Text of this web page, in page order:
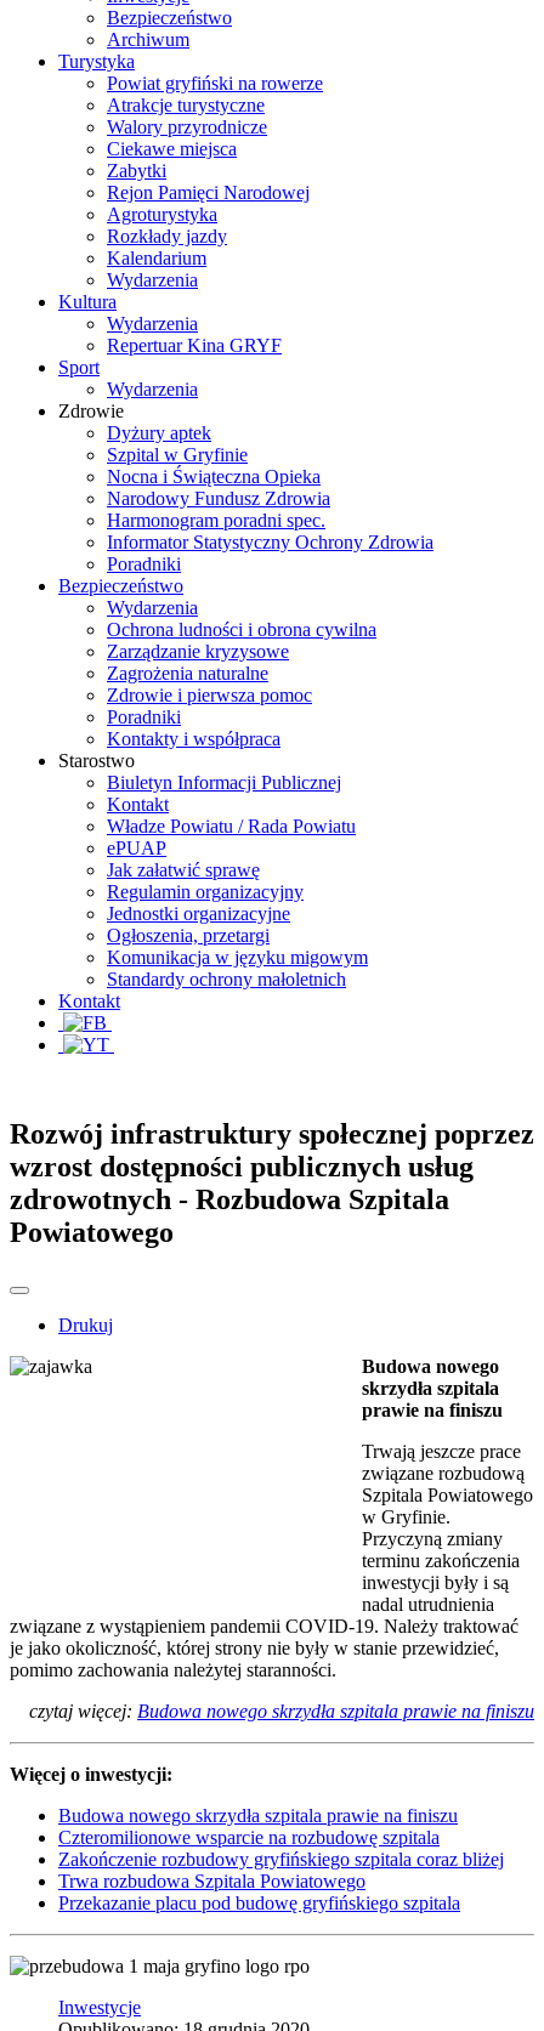
Bezpieczeństwo
Archiwum
Turystyka
Powiat gryfiński na rowerze
Atrakcje turystyczne
Walory przyrodnicze
Ciekawe miejsca
Zabytki
Rejon Pamięci Narodowej
Agroturystyka
Rozkłady jazdy
Kalendarium
Wydarzenia
Kultura
Wydarzenia
Repertuar Kina GRYF
Sport
Wydarzenia
Zdrowie
Dyżury aptek
Szpital w Gryfinie
Nocna i Świąteczna Opieka
Narodowy Fundusz Zdrowia
Harmonogram poradni spec.
Informator Statystyczny Ochrony Zdrowia
Poradniki
Bezpieczeństwo
Wydarzenia
Ochrona ludności i obrona cywilna
Zarządzanie kryzysowe
Zagrożenia naturalne
Zdrowie i pierwsza pomoc
Poradniki
Kontakty i współpraca
Starostwo
Biuletyn Informacji Publicznej
Kontakt
Władze Powiatu / Rada Powiatu
ePUAP
Jak załatwić sprawę
Regulamin organizacyjny
Jednostki organizacyjne
Ogłoszenia, przetargi
Komunikacja w języku migowym
Standardy ochrony małoletnich
Kontakt
Rozwój infrastruktury społecznej poprzez
wzrost dostępności publicznych usług
zdrowotnych - Rozbudowa Szpitala
Powiatowego
Drukuj
Budowa nowego
skrzydła szpitala
prawie na finiszu
Trwają jeszcze prace
związane rozbudową
Szpitala Powiatowego
w Gryfinie.
Przyczyną zmiany
terminu zakończenia
inwestycji były i są
nadal utrudnienia
związane z wystąpieniem pandemii COVID-19. Należy traktować
je jako okoliczność, której strony nie były w stanie przewidzieć,
pomimo zachowania należytej staranności.
czytaj więcej: Budowa nowego skrzydła szpitala prawie na finiszu
Więcej o inwestycji:
Budowa nowego skrzydła szpitala prawie na finiszu
Czteromilionowe wsparcie na rozbudowę szpitala
Zakończenie rozbudowy gryfińskiego szpitala coraz bliżej
Trwa rozbudowa Szpitala Powiatowego
Przekazanie placu pod budowę gryfińskiego szpitala
Inwestycje